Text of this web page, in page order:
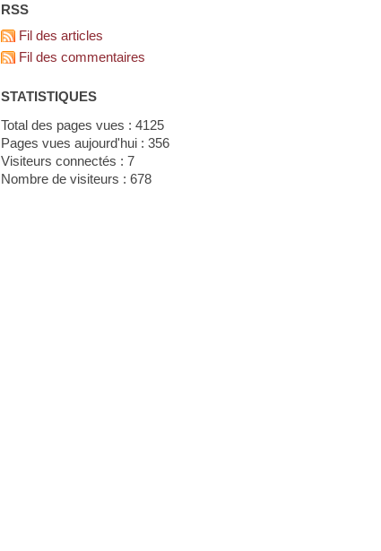
RSS
Fil des articles
Fil des commentaires
STATISTIQUES
Total des pages vues : 4125
Pages vues aujourd'hui : 356
Visiteurs connectés : 7
Nombre de visiteurs : 678